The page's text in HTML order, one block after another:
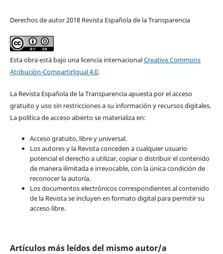
Derechos de autor 2018 Revista Española de la Transparencia
Esta obra está bajo una licencia internacionalCreative Commons
Atribución-CompartirIgual 4.0.
La Revista Española de la Transparencia apuesta por el acceso
gratuito y uso sin restricciones a su información y recursos digitales.
La política de acceso abierto se materializa en:
Acceso gratuito, libre y universal.
Los autores y la Revista conceden a cualquier usuario
potencial el derecho a utilizar, copiar o distribuir el contenido
de manera ilimitada e irrevocable, con la única condición de
reconocer la autoría.
Los documentos electrónicos correspondientes al contenido
de la Revista se incluyen en formato digital para permitir su
acceso libre.
Artículos más leídos del mismo autor/a